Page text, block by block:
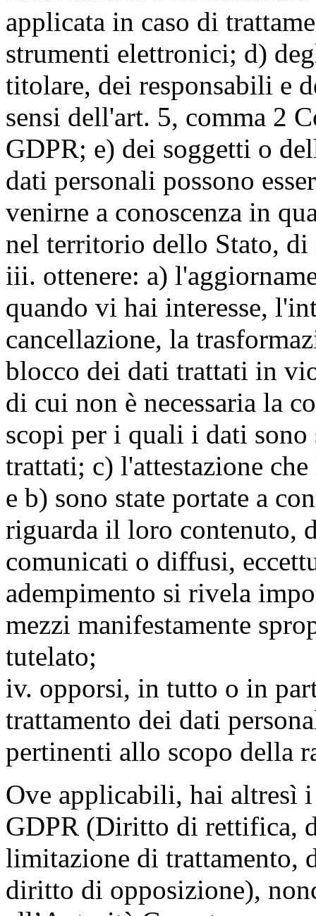
applicata in caso di
strumenti elettronici; d)
titolare, dei responsabili e
sensi dell'art. 5, comma 2
GDPR; e) dei soggetti o
dati personali possono
venirne a conoscenza in
nel territorio dello Stato,
iii. ottenere: a)
quando vi hai interesse,
cancellazione, la
blocco dei dati trattati in
di cui non è necessaria la
scopi per i quali i dati sono
trattati; c) l'attestazione
e b) sono state portate a
riguarda il loro contenuto,
comunicati o diffusi,
adempimento si rivela
mezzi manifestamente
tutelato;
iv. opporsi, in tutto o in
trattamento dei dati
pertinenti allo scopo della
Ove applicabili, hai
GDPR (Diritto di rettifica,
limitazione di trattamento,
diritto di opposizione),